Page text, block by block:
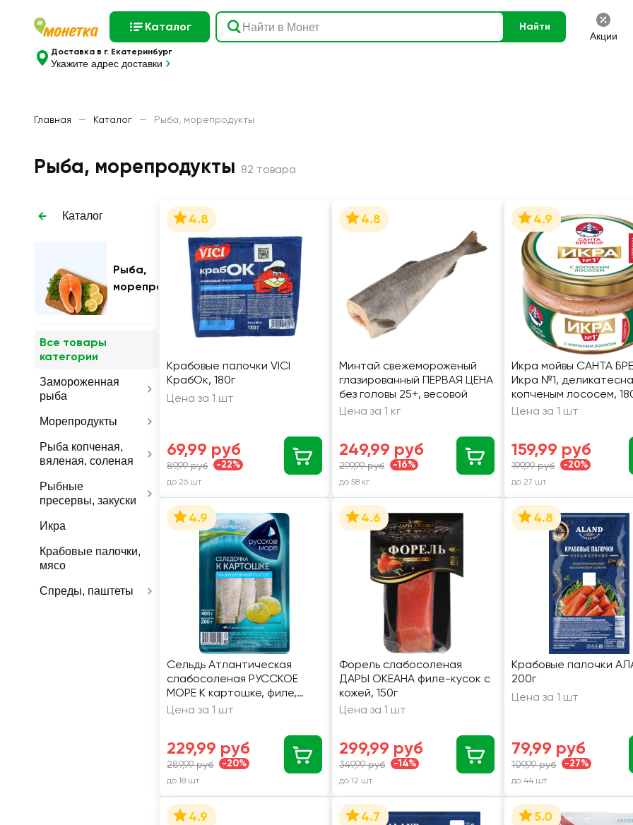
Каталог Найти
Акции
Доставка в г. Екатеринбург
Укажите адрес доставки
Главная — Каталог — Рыба, морепродукты
Рыба, морепродукты 82 товара
Каталог
Рыба,
морепродукты
Все товары
категории
Замороженная
рыба
Морепродукты
Рыба копченая,
вяленая, соленая
Рыбные
пресервы, закуски
Икра
Крабовые палочки,
мясо
Спреды, паштеты
4.8
Крабовые палочки VICI
КрабОк, 180г
Цена за 1 шт
69,99 руб
89,99 руб -22%
до 26 шт
4.8
Минтай свежемороженый
глазированный ПЕРВАЯ ЦЕНА
без головы 25+, весовой
Цена за 1 кг
249,99 руб
299,99 руб -16%
до 58 кг
4.9
Икра мойвы САНТА
Икра №1,
копченым лососем,
Цена за 1 шт
159,99 руб
199,99 руб -20%
до 27 шт
4.9
Сельдь Атлантическая
слабосоленая РУССКОЕ
МОРЕ К картошке, филе,
400г
Цена за 1 шт
229,99 руб
289,99 руб -20%
до 18 шт
4.6
Форель слабосоленая
ДАРЫ ОКЕАНА филе-кусок с
кожей, 150г
Цена за 1 шт
299,99 руб
349,99 руб -14%
до 12 шт
4.8
Крабовые палочки
200г
Цена за 1 шт
79,99 руб
109,99 руб -27%
до 44 шт
4.9 4.7 5.0